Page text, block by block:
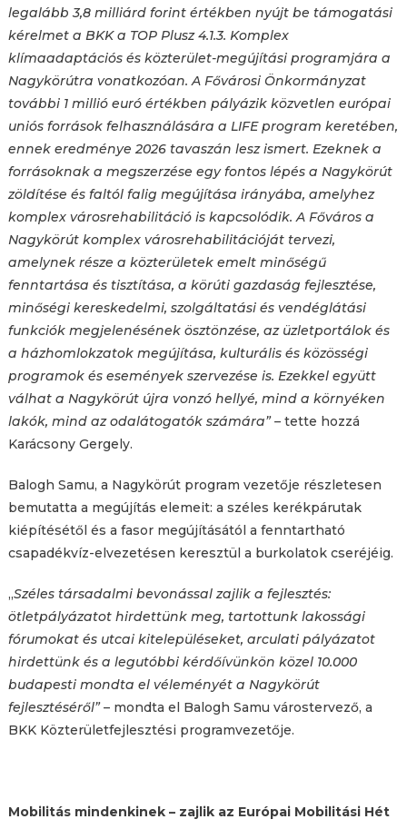
legalább 3,8 milliárd forint értékben nyújt be támogatási
kérelmet a BKK a TOP Plusz 4.1.3. Komplex
klímaadaptációs és közterület-megújítási programjára a
Nagykörútra vonatkozóan. A Fővárosi Önkormányzat
további 1 millió euró értékben pályázik közvetlen európai
uniós források felhasználására a LIFE program keretében,
ennek eredménye 2026 tavaszán lesz ismert. Ezeknek a
forrásoknak a megszerzése egy fontos lépés a Nagykörút
zöldítése és faltól falig megújítása irányába, amelyhez
komplex városrehabilitáció is kapcsolódik. A Főváros a
Nagykörút komplex városrehabilitációját tervezi,
amelynek része a közterületek emelt minőségű
fenntartása és tisztítása, a körúti gazdaság fejlesztése,
minőségi kereskedelmi, szolgáltatási és vendéglátási
funkciók megjelenésének ösztönzése, az üzletportálok és
a házhomlokzatok megújítása, kulturális és közösségi
programok és események szervezése is. Ezekkel együtt
válhat a Nagykörút újra vonzó hellyé, mind a környéken
lakók, mind az odalátogatók számára” – tette hozzá
Karácsony Gergely.
Balogh Samu, a Nagykörút program vezetője részletesen
bemutatta a megújítás elemeit: a széles kerékpárutak
kiépítésétől és a fasor megújításától a fenntartható
csapadékvíz-elvezetésen keresztül a burkolatok cseréjéig.
„Széles társadalmi bevonással zajlik a fejlesztés:
ötletpályázatot hirdettünk meg, tartottunk lakossági
fórumokat és utcai kitelepüléseket, arculati pályázatot
hirdettünk és a legutóbbi kérdőívünkön közel 10.000
budapesti mondta el véleményét a Nagykörút
fejlesztéséről”– mondta el Balogh Samu várostervező, a
BKK Közterületfejlesztési programvezetője.
Mobilitás mindenkinek – zajlik az Európai Mobilitási Hét